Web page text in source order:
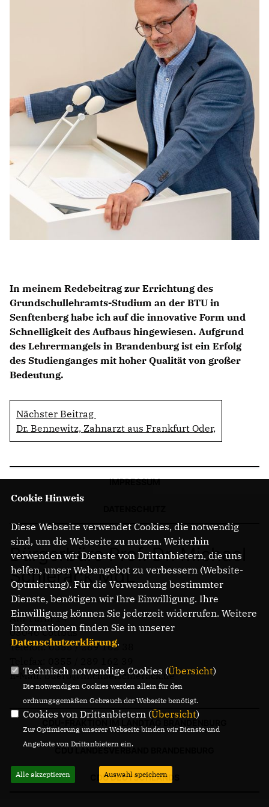
BILDUNG
IDENTITÄT
MEINE 10 PUNKTE
PRAKTIKUM
LINKS
In meinem Redebeitrag zur Errichtung des
Grundschullehramts-Studium an der BTU in
Senftenberg habe ich auf die innovative Form und
Schnelligkeit des Aufbaus hingewiesen. Aufgrund
des Lehrermangels in Brandenburg ist ein Erfolg
des Studienganges mit hoher Qualität von großer
Bedeutung.
Nächster Beitrag
Dr. Bennewitz, Zahnarzt aus Frankfurt Oder,
IMPRESSUM
Bürgerbüro Prof. Dr. Michael
Schierack MdL
Am Turm 14
03046 Cottbus
Telefon: 0355 / 289 162 38
E-Mail: buero@michaelschierack.de
CDU DEUTSCHLANDS
Cookie Hinweis
Diese Webseite verwendet Cookies, die notwendig
sind, um die Webseite zu nutzen. Weiterhin
verwenden wir Dienste von Drittanbietern, die uns
helfen, unser Webangebot zu verbessern (Website-
Optmierung). Für die Verwendung bestimmter
Dienste, benötigen wir Ihre Einwilligung. Ihre
Einwilligung können Sie jederzeit widerrufen. Weitere
Informationen finden Sie in unserer
Datenschutzerklärung.
Technisch notwendige Cookies (Übersicht)
Die notwendigen Cookies werden allein für den
ordnungsgemäßen Gebrauch der Webseite benötigt.
Cookies von Drittanbietern (Übersicht)
Zur Optimierung unserer Webseite binden wir Dienste und
Angebote von Drittanbietern ein.
Alle akzeptieren Auswahl speichern